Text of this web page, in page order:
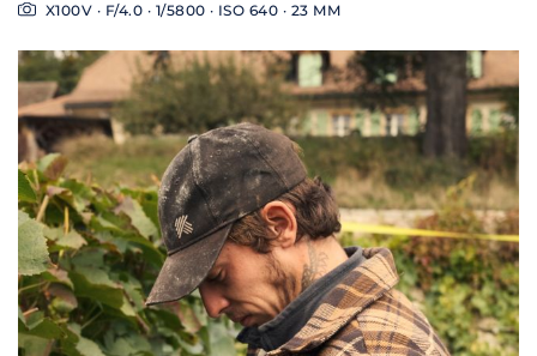
X100V · F/4.0 · 1/5800 · ISO 640 · 23 MM